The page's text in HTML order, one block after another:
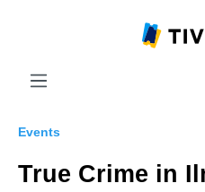
Events
True Crime in